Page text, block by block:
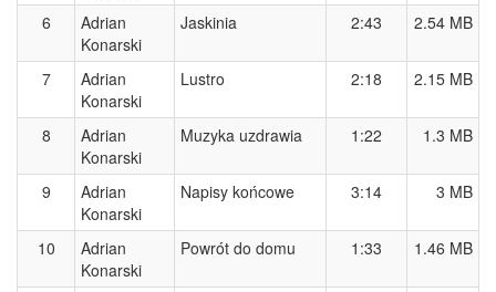
6
Adrian
Konarski
Jaskinia 2:43 2.54 MB
7
Adrian
Konarski
Lustro 2:18 2.15 MB
8
Adrian
Konarski
Muzyka uzdrawia 1:22 1.3 MB
9
Adrian
Konarski
Napisy końcowe 3:14 3 MB
10
Adrian
Konarski
Powrót do domu 1:33 1.46 MB